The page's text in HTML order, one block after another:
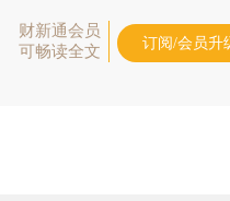
财新通会员
可畅读全文
订阅/会员升